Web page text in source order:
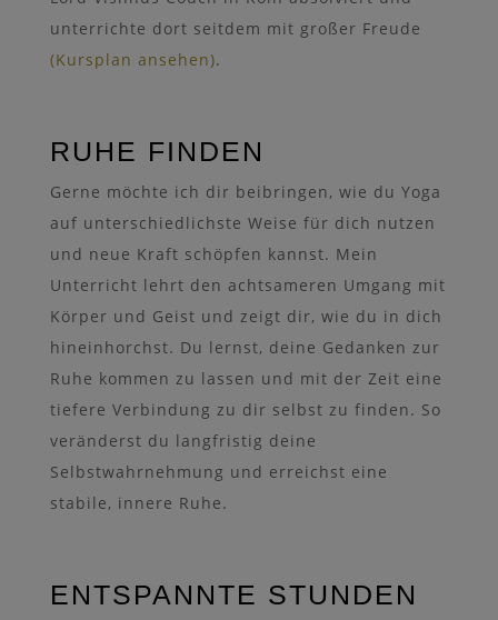
unterrichte dort seitdem mit großer Freude
(Kursplan ansehen).
RUHE FINDEN
Gerne möchte ich dir beibringen, wie du Yoga
auf unterschiedlichste Weise für dich nutzen
und neue Kraft schöpfen kannst. Mein
Unterricht lehrt den achtsameren Umgang mit
Körper und Geist und zeigt dir, wie du in dich
hineinhorchst. Du lernst, deine Gedanken zur
Ruhe kommen zu lassen und mit der Zeit eine
tiefere Verbindung zu dir selbst zu finden. So
veränderst du langfristig deine
Selbstwahrnehmung und erreichst eine
stabile, innere Ruhe.
ENTSPANNTE STUNDEN